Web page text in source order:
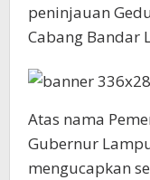
peninjauan
Cabang Bandar
Atas nama
Gubernur
mengucapkan